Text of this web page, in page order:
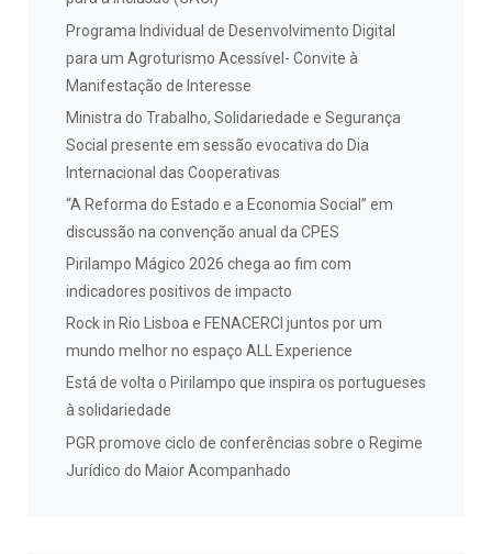
Programa Individual de Desenvolvimento Digital
para um Agroturismo Acessível- Convite à
Manifestação de Interesse
Ministra do Trabalho, Solidariedade e Segurança
Social presente em sessão evocativa do Dia
Internacional das Cooperativas
“A Reforma do Estado e a Economia Social” em
discussão na convenção anual da CPES
Pirilampo Mágico 2026 chega ao fim com
indicadores positivos de impacto
Rock in Rio Lisboa e FENACERCI juntos por um
mundo melhor no espaço ALL Experience
Está de volta o Pirilampo que inspira os portugueses
à solidariedade
PGR promove ciclo de conferências sobre o Regime
Jurídico do Maior Acompanhado